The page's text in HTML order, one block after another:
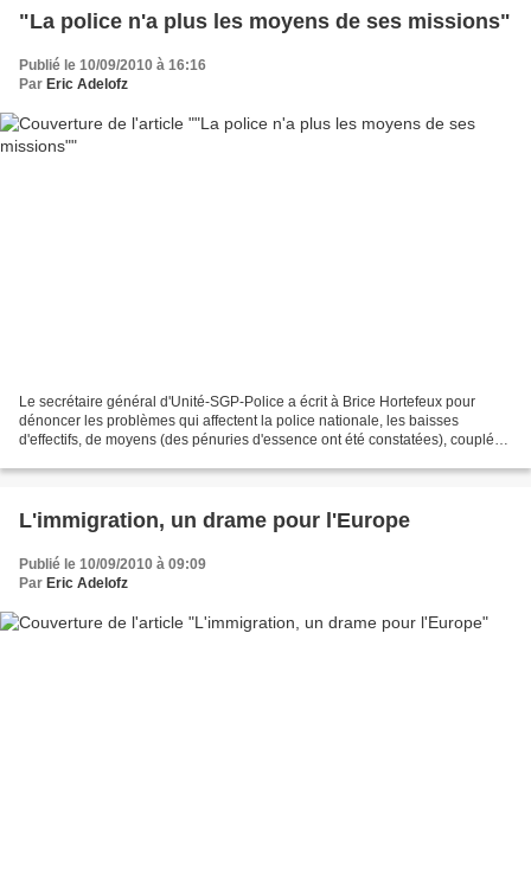
"La police n'a plus les moyens de ses missions"
Publié le 10/09/2010 à 16:16
Par Eric Adelofz
Le secrétaire général d'Unité-SGP-Police a écrit à Brice Hortefeux pour
dénoncer les problèmes qui affectent la police nationale, les baisses
d'effectifs, de moyens (des pénuries d'essence ont été constatées), couplée
L'immigration, un drame pour l'Europe
Publié le 10/09/2010 à 09:09
Par Eric Adelofz